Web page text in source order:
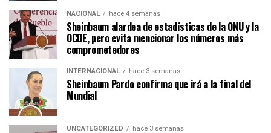
NACIONAL hace 4 semanas
Sheinbaum alardea de estadísticas de la ONU y la
OCDE, pero evita mencionar los números más
comprometedores
INTERNACIONAL hace 3 semanas
Sheinbaum Pardo confirma que irá a la final del
Mundial
UNCATEGORIZED hace 3 semanas